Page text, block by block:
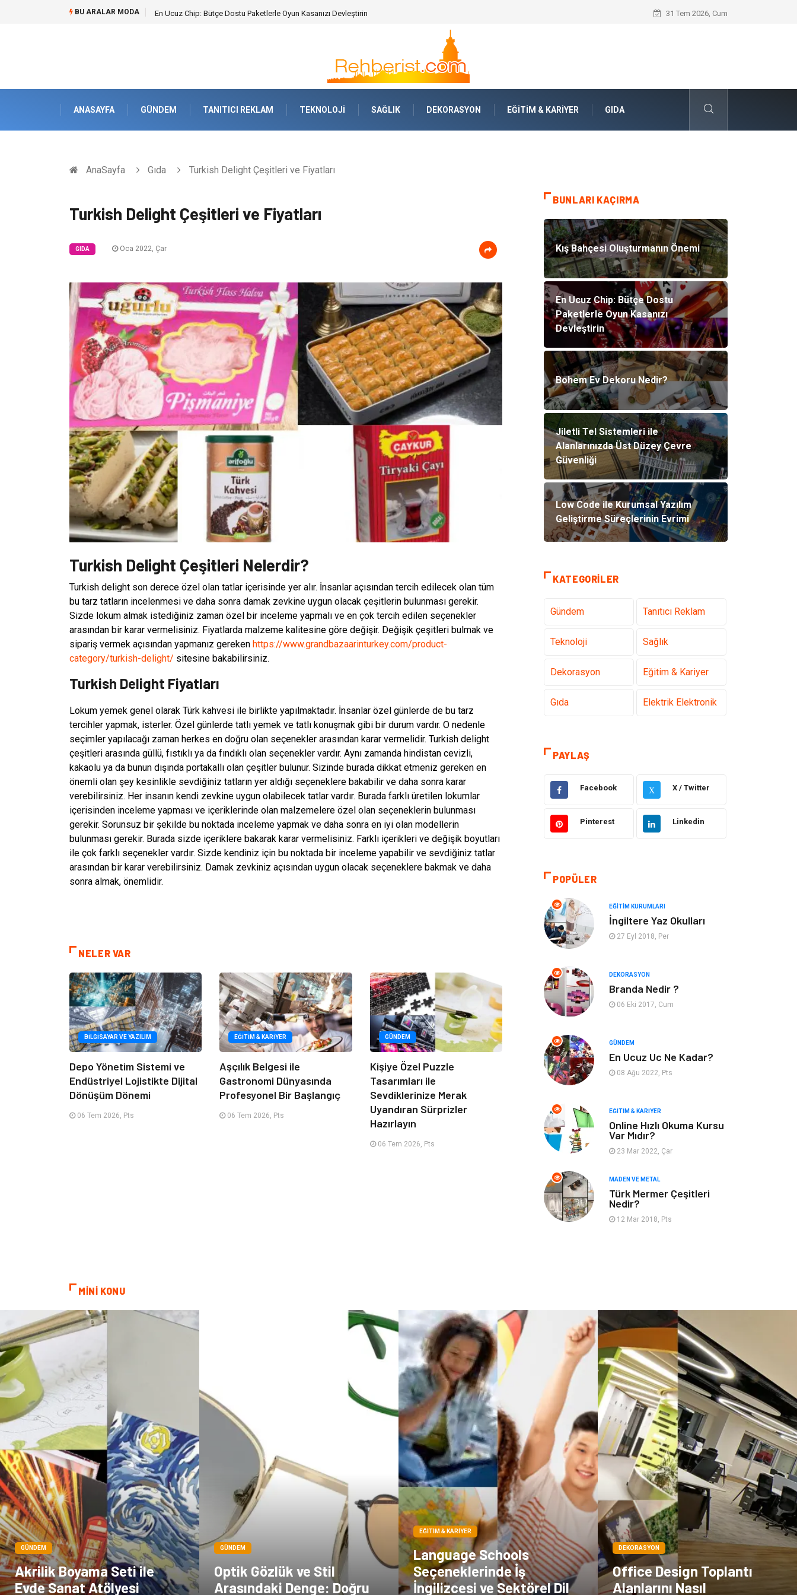
BU ARALAR MODA En Ucuz Chip: Bütçe Dostu Paketlerle Oyun Kasanızı Devleştirin Bohem Ev Dekoru Nedir?
31 Tem 2026, Cum
ANASAYFA GÜNDEM TANITICI REKLAM TEKNOLOJI SAĞLIK DEKORASYON EĞITIM & KARIYER GIDA
AnaSayfa Gıda Turkish Delight Çeşitleri ve Fiyatları
Turkish Delight Çeşitleri ve Fiyatları
GIDA Oca 2022, Çar
Turkish Delight Çeşitleri Nelerdir?
Turkish delight son derece özel olan tatlar içerisinde yer alır. İnsanlar açısından tercih edilecek olan tüm
bu tarz tatların incelenmesi ve daha sonra damak zevkine uygun olacak çeşitlerin bulunması gerekir.
Sizde lokum almak istediğiniz zaman özel bir inceleme yapmalı ve en çok tercih edilen seçenekler
arasından bir karar vermelisiniz. Fiyatlarda malzeme kalitesine göre değişir. Değişik çeşitleri bulmak ve
sipariş vermek açısından yapmanız gereken https://www.grandbazaarinturkey.com/product-
category/turkish-delight/ sitesine bakabilirsiniz.
Turkish Delight Fiyatları
Lokum yemek genel olarak Türk kahvesi ile birlikte yapılmaktadır. İnsanlar özel günlerde de bu tarz
tercihler yapmak, isterler. Özel günlerde tatlı yemek ve tatlı konuşmak gibi bir durum vardır. O nedenle
seçimler yapılacağı zaman herkes en doğru olan seçenekler arasından karar vermelidir. Turkish delight
çeşitleri arasında güllü, fıstıklı ya da fındıklı olan seçenekler vardır. Aynı zamanda hindistan cevizli,
kakaolu ya da bunun dışında portakallı olan çeşitler bulunur. Sizinde burada dikkat etmeniz gereken en
önemli olan şey kesinlikle sevdiğiniz tatların yer aldığı seçeneklere bakabilir ve daha sonra karar
verebilirsiniz. Her insanın kendi zevkine uygun olabilecek tatlar vardır. Burada farklı üretilen lokumlar
içerisinden inceleme yapması ve içeriklerinde olan malzemelere özel olan seçeneklerin bulunması
gerekir. Sorunsuz bir şekilde bu noktada inceleme yapmak ve daha sonra en iyi olan modellerin
bulunması gerekir. Burada sizde içeriklere bakarak karar vermelisiniz. Farklı içerikleri ve değişik boyutları
ile çok farklı seçenekler vardır. Sizde kendiniz için bu noktada bir inceleme yapabilir ve sevdiğiniz tatlar
arasından bir karar verebilirsiniz. Damak zevkiniz açısından uygun olacak seçeneklere bakmak ve daha
sonra almak, önemlidir.
NELER VAR
BILGISAYAR VE YAZILIM
Depo Yönetim Sistemi ve
Endüstriyel Lojistikte Dijital
Dönüşüm Dönemi
06 Tem 2026, Pts
EĞITIM & KARIYER
Aşçılık Belgesi ile
Gastronomi Dünyasında
Profesyonel Bir Başlangıç
06 Tem 2026, Pts
GÜNDEM
Kişiye Özel Puzzle
Tasarımları ile
Sevdiklerinize Merak
Uyandıran Sürprizler
Hazırlayın
06 Tem 2026, Pts
BUNLARI KAÇIRMA
Kış Bahçesi Oluşturmanın Önemi
En Ucuz Chip: Bütçe Dostu
Paketlerle Oyun Kasanızı
Devleştirin
Bohem Ev Dekoru Nedir?
Jiletli Tel Sistemleri ile
Alanlarınızda Üst Düzey Çevre
Güvenliği
Low Code ile Kurumsal Yazılım
Geliştirme Süreçlerinin Evrimi
KATEGORILER
Gündem Tanıtıcı Reklam
Teknoloji Sağlık
Dekorasyon Eğitim & Kariyer
Gıda Elektrik Elektronik
Yazılım
Taşımacılık
Hukuk Giyim
Yapı İnşaat
Tatil Eğlence
Bahçe Ev Maden ve Metal
Hizmet Eğitim Kurumları
Organizasyon Plastik
Emlak
Finans & Ekonomi Mobilya
Ürünler
Aksesuar İnternet
Nakliyat
Bebek Giyim Alüminyum
Servisleri
Çadır Kına Gecesi
Spor Malzemeleri Basın Yayın
Moda İthalat İhracat
Bakım
PAYLAŞ
Facebook X X / Twitter
Pinterest Linkedin
POPÜLER
EĞITIM KURUMLARI
İngiltere Yaz Okulları
27 Eyl 2018, Per
DEKORASYON
Branda Nedir ?
06 Eki 2017, Cum
GÜNDEM
En Ucuz Uc Ne Kadar?
08 Ağu 2022, Pts
EĞITIM & KARIYER
Online Hızlı Okuma Kursu
Var Mıdır?
23 Mar 2022, Çar
MADEN VE METAL
Türk Mermer Çeşitleri
Nedir?
12 Mar 2018, Pts
MİNİ KONU
GÜNDEM
Akrilik Boyama Seti ile
Evde Sanat Atölyesi
GÜNDEM
Optik Gözlük ve Stil
Arasındaki Denge: Doğru
EĞITIM & KARIYER
Language Schools
Seçeneklerinde İş
İngilizcesi ve Sektörel Dil
DEKORASYON
Office Design Toplantı
Alanlarını Nasıl